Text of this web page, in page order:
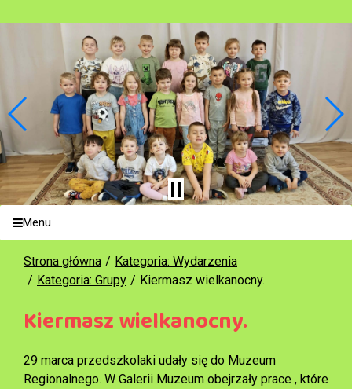
Menu
Strona główna
Kategoria: Wydarzenia
Kategoria: Grupy
Kiermasz wielkanocny.
Kiermasz wielkanocny.
29 marca przedszkolaki udały się do Muzeum
Regionalnego. W Galerii Muzeum obejrzały prace , które